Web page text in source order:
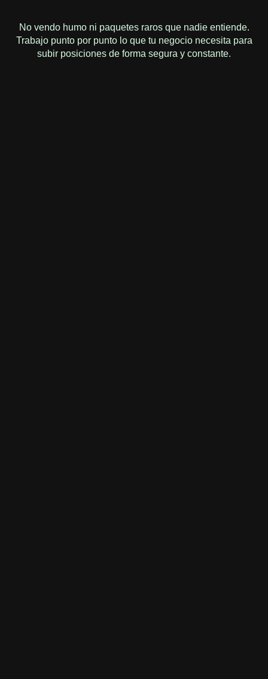
No vendo humo ni paquetes raros que nadie entiende.
Trabajo punto por punto lo que tu negocio necesita para
subir posiciones de forma segura y constante.